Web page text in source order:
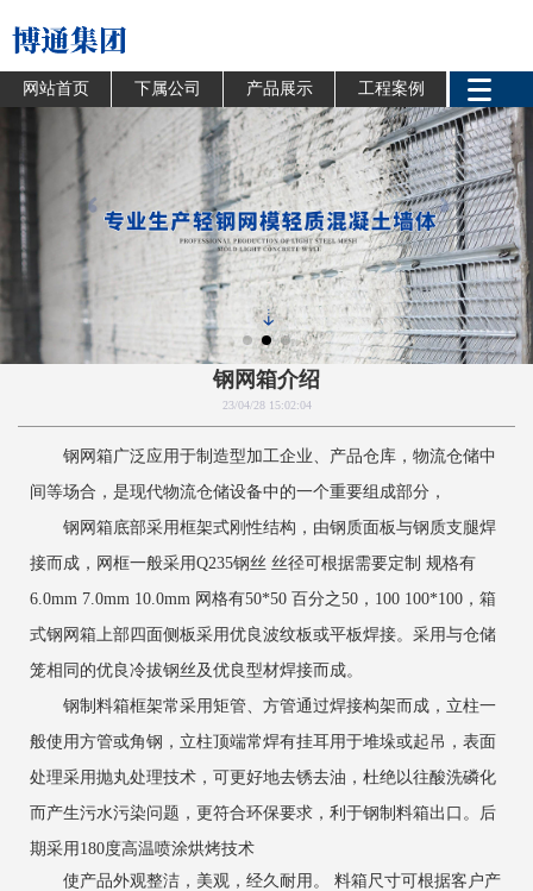
网站首页 下属公司 产品展示 工程案例
钢网箱介绍
23/04/28 15:02:04
钢网箱广泛应用于制造型加工企业、产品仓库，物流仓储中
间等场合，是现代物流仓储设备中的一个重要组成部分，
钢网箱底部采用框架式刚性结构，由钢质面板与钢质支腿焊
接而成，网框一般采用Q235钢丝 丝径可根据需要定制 规格有
6.0mm 7.0mm 10.0mm 网格有50*50 百分之50，100 100*100，箱
式钢网箱上部四面侧板采用优良波纹板或平板焊接。采用与仓储
笼相同的优良冷拔钢丝及优良型材焊接而成。
钢制料箱框架常采用矩管、方管通过焊接构架而成，立柱一
般使用方管或角钢，立柱顶端常焊有挂耳用于堆垛或起吊，表面
处理采用抛丸处理技术，可更好地去锈去油，杜绝以往酸洗磷化
而产生污水污染问题，更符合环保要求，利于钢制料箱出口。后
期采用180度高温喷涂烘烤技术
使产品外观整洁，美观，经久耐用。 料箱尺寸可根据客户产